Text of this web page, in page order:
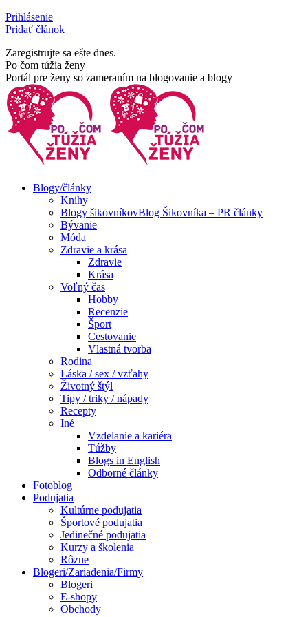
Skip
to
Prihlásenie
Pridať článok
Zaregistrujte sa ešte dnes.
Facebook
page
opens
in
new
window
Rss
page
opens
in
new
window
Po čom túžia ženy
Portál pre ženy so zameraním na blogovanie a blogy
Blogy/články
Knihy
Blogy šikovníkovBlog Šikovníka – PR články
Bývanie
Móda
Zdravie a krása
Zdravie
Krása
Voľný čas
Hobby
Recenzie
Šport
Cestovanie
Vlastná tvorba
Rodina
Láska / sex / vzťahy
Životný štýl
Tipy / triky / nápady
Recepty
Iné
Vzdelanie a kariéra
Túžby
Blogs in English
Odborné články
Fotoblog
Podujatia
Kultúrne podujatia
Športové podujatia
Jedinečné podujatia
Kurzy a školenia
Rôzne
Blogeri/Zariadenia/Firmy
Blogeri
E-shopy
Obchody